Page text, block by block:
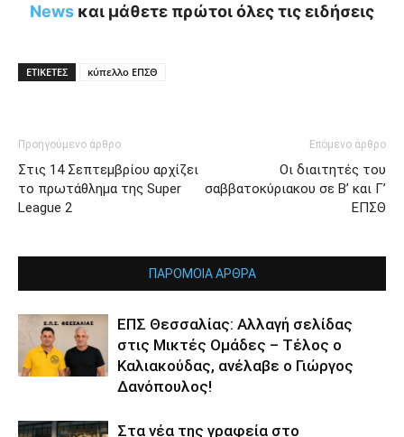
News και μάθετε πρώτοι όλες τις ειδήσεις
ΕΤΙΚΕΤΕΣ κύπελλο ΕΠΣΘ
Προηγούμενο άρθρο
Στις 14 Σεπτεμβρίου αρχίζει
το πρωτάθλημα της Super
League 2
Επόμενο άρθρο
Οι διαιτητές του
σαββατοκύριακου σε Β’ και Γ’
ΕΠΣΘ
ΠΑΡΟΜΟΙΑ ΑΡΘΡΑ
ΕΠΣ Θεσσαλίας: Αλλαγή σελίδας
στις Μικτές Ομάδες – Τέλος ο
Καλιακούδας, ανέλαβε ο Γιώργος
Δανόπουλος!
Στα νέα της γραφεία στο